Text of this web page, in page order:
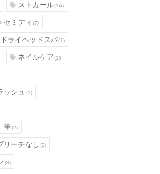
ストカール(14)
セミディ(7)
ライヘッドスパ(1)
ネイルケア(1)
ッシュ(1)
筆(2)
リーチなし(2)
(3)